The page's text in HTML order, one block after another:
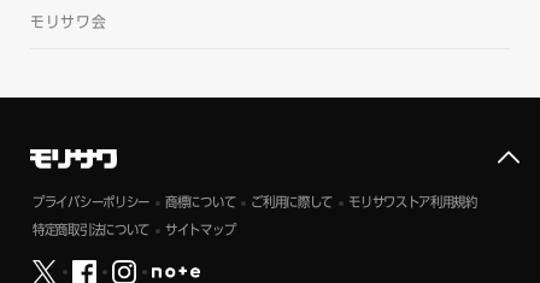
モリサワ会
プライバシーポリシー 商標について ご利用に際して モリサワストア利用規約
特定商取引法について サイトマップ